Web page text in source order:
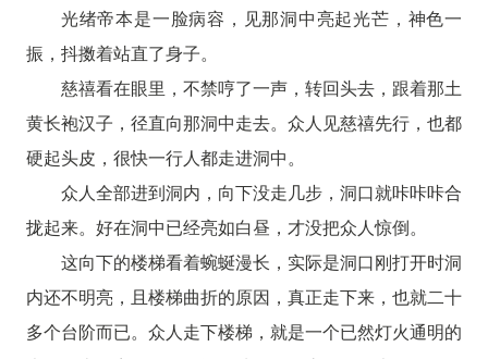
光绪帝本是一脸病容，见那洞中亮起光芒，神色一
振，抖擞着站直了身子。
慈禧看在眼里，不禁哼了一声，转回头去，跟着那土
黄长袍汉子，径直向那洞中走去。众人见慈禧先行，也都
硬起头皮，很快一行人都走进洞中。
众人全部进到洞内，向下没走几步，洞口就咔咔咔合
拢起来。好在洞中已经亮如白昼，才没把众人惊倒。
这向下的楼梯看着蜿蜒漫长，实际是洞口刚打开时洞
内还不明亮，且楼梯曲折的原因，真正走下来，也就二十
多个台阶而已。众人走下楼梯，就是一个已然灯火通明的